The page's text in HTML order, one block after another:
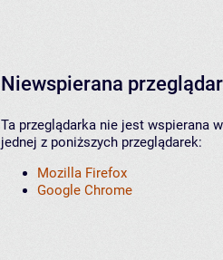
Niewspierana
Ta przeglądarka nie jest wspierana
jednej z poniższych przeglądarek:
Mozilla Firefox
Google Chrome